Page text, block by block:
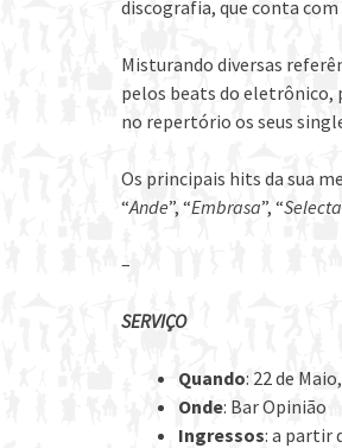
discografia, que conta com
Misturando diversas
pelos beats do eletrônico,
no repertório os seus
Os principais hits da sua
“Ande”, “Embrasa”, “Selecta
–
SERVIÇO
Quando: 22 de
Onde: Bar Opinião
Ingressos: a partir